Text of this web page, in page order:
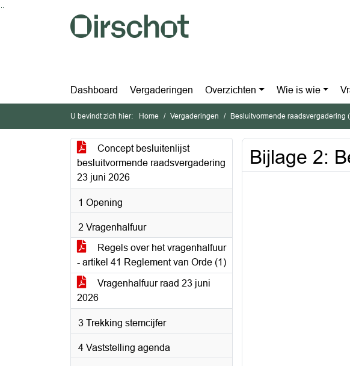
Ga naar de inhoud van deze pagina
Ga naar het zoeken
Ga naar het menu
Dashboard Vergaderingen Overzichten Wie is wie
U bevindt zich hier: Home Vergaderingen Besluitvormende raadsvergadering
Concept besluitenlijst
besluitvormende raadsvergadering
23 juni 2026
1 Opening
2 Vragenhalfuur
Regels over het vragenhalfuur
- artikel 41 Reglement van Orde (1)
Vragenhalfuur raad 23 juni
2026
3 Trekking stemcijfer
4 Vaststelling agenda
Bijlage 2: